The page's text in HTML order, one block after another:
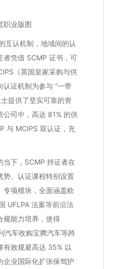
职业版图
互认机制，地域间的认
者凭借 SCMP 证书，可
（英国皇家采购与供
证机制为参与 “一带
提供了坚实可靠的资
公司中，高达 81% 的供
与 MCIPS 双认证，充
当下，SCMP 持证者在
势。认证课程特别设置
专项模块，全面涵盖欧
UFLPA 法案等前沿法
规能力培养，使得
汽车收购宝腾汽车等跨
有效规避高达 35% 以
企业国际化扩张保驾护